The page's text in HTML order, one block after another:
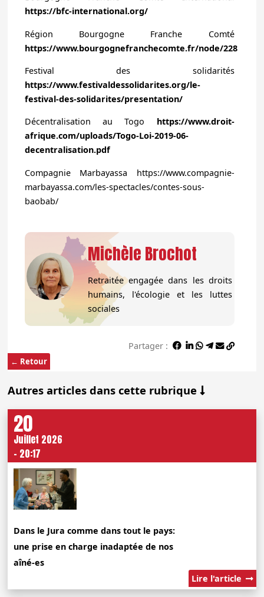
← Retour
https://bfc-international.org/
Région Bourgogne Franche Comté
https://www.bourgognefranchecomte.fr/node/228
Festival des solidarités
https://www.festivaldessolidarites.org/le-
festival-des-solidarites/presentation/
Décentralisation au Togo https://www.droit-
afrique.com/uploads/Togo-Loi-2019-06-
decentralisation.pdf
Compagnie Marbayassa https://www.compagnie-
marbayassa.com/les-spectacles/contes-sous-
baobab/
Michèle Brochot
Retraitée engagée dans les droits
humains, l'écologie et les luttes
sociales
Partager :
Autres articles dans cette rubrique
20
Juillet 2026
- 20:17
Dans le Jura comme dans tout le pays:
une prise en charge inadaptée de nos
aîné-es
Lire l'article